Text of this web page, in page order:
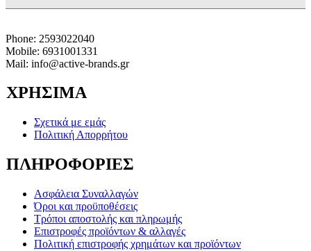
Phone: 2593022040
Mobile: 6931001331
Mail: info@active-brands.gr
ΧΡΗΣΙΜΑ
Σχετικά με εμάς
Πολιτική Απορρήτου
ΠΛΗΡΟΦΟΡΙΕΣ
Ασφάλεια Συναλλαγών
Όροι και προϋποθέσεις
Τρόποι αποστολής και πληρωμής
Επιστροφές προϊόντων & αλλαγές
Πολιτική επιστροφής χρημάτων και προϊόντων